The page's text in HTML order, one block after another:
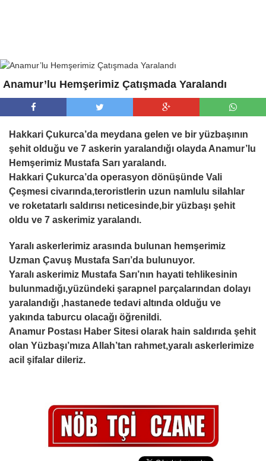
Anamur’lu Hemşerimiz Çatışmada Yaralandı
Hakkari Çukurca’da meydana gelen ve bir yüzbaşının
şehit olduğu ve 7 askerin yaralandığı olayda Anamur’lu
Hemşerimiz Mustafa Sarı yaralandı.
Hakkari Çukurca’da operasyon dönüşünde Vali
Çeşmesi civarında,teroristlerin uzun namlulu silahlar
ve roketatarlı saldırısı neticesinde,bir yüzbaşı şehit
oldu ve 7 askerimiz yaralandı.
Yaralı askerlerimiz arasında bulunan hemşerimiz
Uzman Çavuş Mustafa Sarı’da bulunuyor.
Yaralı askerimiz Mustafa Sarı’nın hayati tehlikesinin
bulunmadığı,yüzündeki şarapnel parçalarından dolayı
yaralandığı ,hastanede tedavi altında olduğu ve
yakında taburcu olacağı öğrenildi.
Anamur Postası Haber Sitesi olarak hain saldırıda şehit
olan Yüzbaşı’mıza Allah’tan rahmet,yaralı askerlerimize
acil şifalar dileriz.